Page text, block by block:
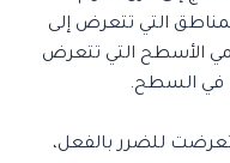
التي تتعرض إلى
الأسطح التي تتعرض
في السطح.
للضرر بالفعل،